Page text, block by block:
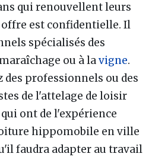
qui renouvellent leurs
est confidentielle. Il
spécialisés des
ou à lavigne.
des professionnels ou des
de l'attelage de loisir
ont de l'expérience
hippomobile en ville
faudra adapter au travail